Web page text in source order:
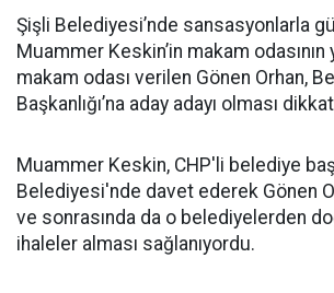
Şişli Belediyesi’nde sansasyonlarla
Muammer Keskin’in makam odasının
makam odası verilen Gönen Orhan,
Başkanlığı’na aday adayı olması
Muammer Keskin, CHP'li belediye
Belediyesi'nde davet ederek Gönen
ve sonrasında da o belediyelerden
ihaleler alması sağlanıyordu.